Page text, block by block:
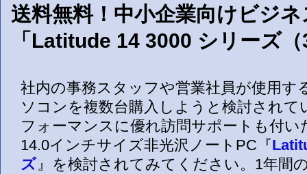
送料無料！中小企業向けビジ
「Latitude 14 3000 シリーズ
社内の事務スタッフや営業社員が使用す
ソコンを複数台購入しようと検討され
フォーマンスに優れ訪問サポートも付い
14.0インチサイズ非光沢ノートPC『
ズ』を検討されてみてください。1年間